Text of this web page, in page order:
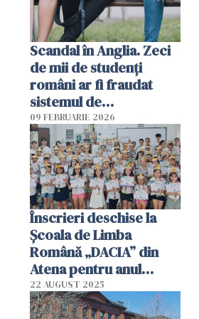
Scandal în Anglia. Zeci
de mii de studenți
români ar fi fraudat
sistemul de
împrumuturi
universitare. Paguba: 13
miliarde de lire
09 FEBRUARIE 2026
Înscrieri deschise la
Școala de Limba
Română „DACIA” din
Atena pentru anul
școlar 2025–2026
22 AUGUST 2025